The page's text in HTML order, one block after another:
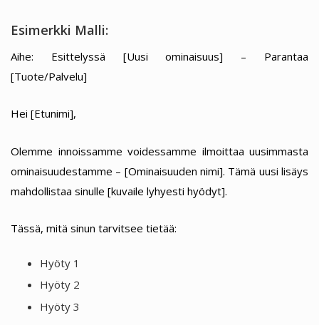
Esimerkki Malli:
Aihe: Esittelyssä [Uusi ominaisuus] – Parantaa
[Tuote/Palvelu]
Hei [Etunimi],
Olemme innoissamme voidessamme ilmoittaa uusimmasta
ominaisuudestamme – [Ominaisuuden nimi]. Tämä uusi lisäys
mahdollistaa sinulle [kuvaile lyhyesti hyödyt].
Tässä, mitä sinun tarvitsee tietää:
Hyöty 1
Hyöty 2
Hyöty 3